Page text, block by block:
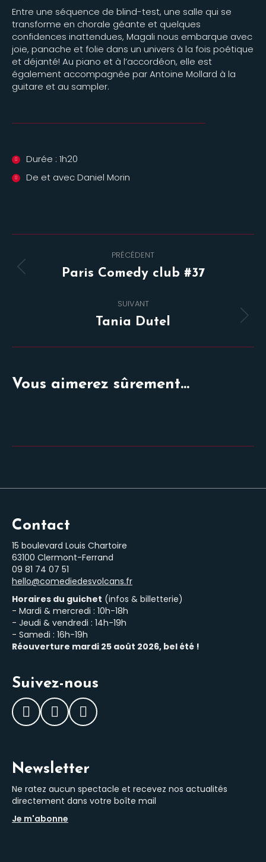
Entre une séquence de blind-test, une salle qui se
transforme en chorale géante et quelques
confidences inattendues, Magali nous embarque avec
joie, panache et folie dans un univers à la fois poétique
et déjanté! Au piano et à l’accordéon, elle est
également accompagnée par Antoine Mollard à la
guitare et au sampler.
Durée : 1h20
De et avec Daniel Morin
de
PRÉCÉDENT
Onglet
Paris Comedy club #37
SUIVANT
Projets
Tania Dutel
Vous aimerez sûrement...
Contact
15 boulevard Louis Chartoire
63100 Clermont-Ferrand
‭09 81 74 07 51‬
hello@comediedesvolcans.fr
Horaires du guichet (infos & billetterie)
- Mardi & mercredi : 10h-18h
- Jeudi & vendredi : 14h-19h
- Samedi : 16h-19h
Réouverture mardi 25 août 2026, bel été !
Suivez-nous
Facebook
InstagramLinkedIn
Newsletter
Ne ratez aucun spectacle et recevez nos actualités
directement dans votre boîte mail
Je m'abonne